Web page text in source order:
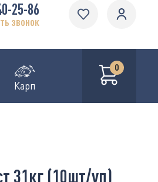
25-86
звонок
Карп
0
31кг (10шт/уп)